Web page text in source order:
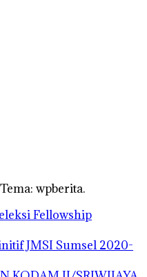
Tema: wpberita.
Fellowship
JMSI Sumsel 2020-